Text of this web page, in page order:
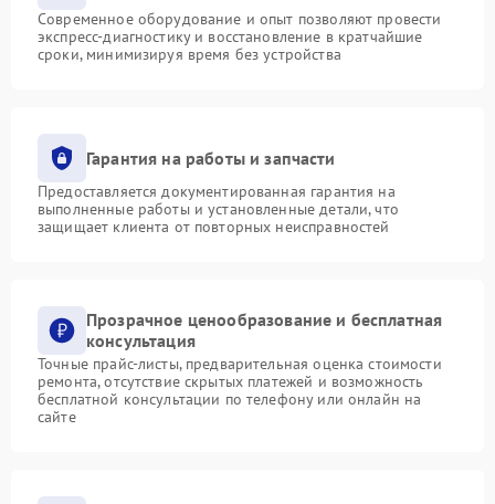
Современное оборудование и опыт позволяют провести
экспресс-диагностику и восстановление в кратчайшие
сроки, минимизируя время без устройства
Гарантия на работы и запчасти
Предоставляется документированная гарантия на
выполненные работы и установленные детали, что
защищает клиента от повторных неисправностей
Прозрачное ценообразование и бесплатная
консультация
Точные прайс-листы, предварительная оценка стоимости
ремонта, отсутствие скрытых платежей и возможность
бесплатной консультации по телефону или онлайн на
сайте